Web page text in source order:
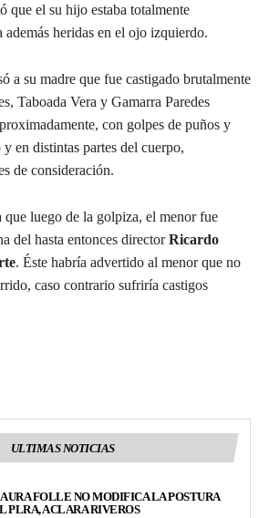
que el su hijo estaba totalmente
además heridas en el ojo izquierdo.
a su madre que fue castigado brutalmente
Taboada Vera y Gamarra Paredes
con golpes de puños y
en distintas partes del cuerpo,
de consideración.
que luego de la golpiza, el menor fue
del hasta entonces directorRicardo
. Éste habría advertido al menor que no
caso contrario sufriría castigos
ULTIMAS NOTICIAS
FOLLE NO MODIFICA LA POSTURA
PLRA, ACLARA RIVEROS